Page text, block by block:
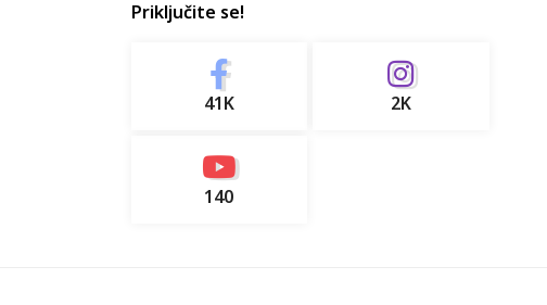
Priključite se!
41K 2K
140